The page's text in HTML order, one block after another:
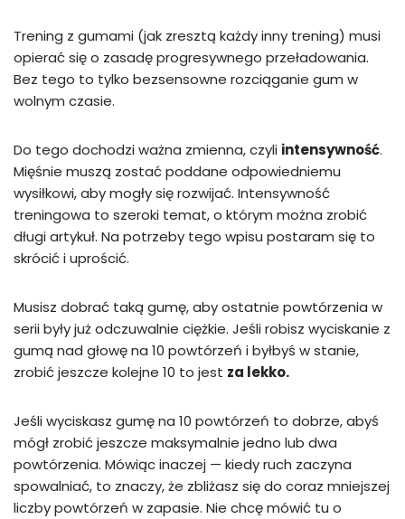
Trening z gumami (jak zresztą każdy inny trening) musi
opierać się o zasadę progresywnego przeładowania.
Bez tego to tylko bezsensowne rozciąganie gum w
wolnym czasie.
Do tego dochodzi ważna zmienna, czyli intensywność.
Mięśnie muszą zostać poddane odpowiedniemu
wysiłkowi, aby mogły się rozwijać. Intensywność
treningowa to szeroki temat, o którym można zrobić
długi artykuł. Na potrzeby tego wpisu postaram się to
skrócić i uprościć.
Musisz dobrać taką gumę, aby ostatnie powtórzenia w
serii były już odczuwalnie ciężkie. Jeśli robisz wyciskanie z
gumą nad głowę na 10 powtórzeń i byłbyś w stanie,
zrobić jeszcze kolejne 10 to jest za lekko.
Jeśli wyciskasz gumę na 10 powtórzeń to dobrze, abyś
mógł zrobić jeszcze maksymalnie jedno lub dwa
powtórzenia. Mówiąc inaczej — kiedy ruch zaczyna
spowalniać, to znaczy, że zbliżasz się do coraz mniejszej
liczby powtórzeń w zapasie. Nie chcę mówić tu o